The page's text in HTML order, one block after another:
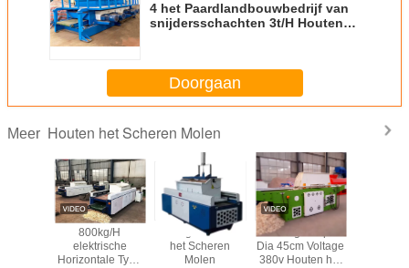
4 het Paardlandbouwbedrijf van
snijdersschachten 3t/H Houten
Doorgaan
Meer Houten het Scheren Molen
800kg/H
elektrische
Horizontale Type
800kg/H houten
het Scheren
Molen
1500kg/H input
Dia 45cm Voltage
380v Houten het